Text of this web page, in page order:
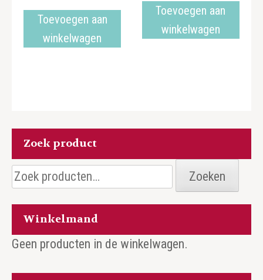
Toevoegen aan
winkelwagen
Toevoegen aan
winkelwagen
Zoek product
Zoeken
naar:
Zoeken
Winkelmand
Geen producten in de winkelwagen.